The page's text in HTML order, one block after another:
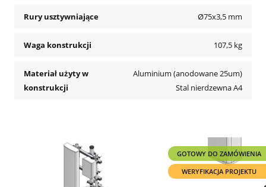
Rury usztywniające Ø75x3,5 mm
Waga konstrukcji 107,5 kg
Materiał użyty w
konstrukcji
Aluminium (anodowane 25um)
Stal nierdzewna A4
GOTOWY DO ZAMÓWIENIA
WERYFIKACJA PROJEKTU